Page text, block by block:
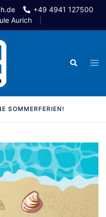
+49 4941 127500
Aurich
Search
SOMMERFERIEN!